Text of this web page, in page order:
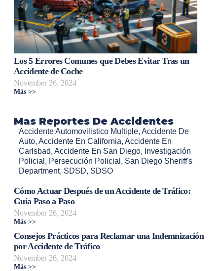
Los 5 Errores Comunes que Debes Evitar Tras un
Accidente de Coche
November 26, 2024
Más >>
Mas Reportes De Accidentes
Accidente Automovilistico Multiple, Accidente De
Auto, Accidente En California, Accidente En
Carlsbad, Accidente En San Diego, Investigación
Policial , Persecución Policial , San Diego Sheriff's
Department, SDSD, SDSO
Cómo Actuar Después de un Accidente de Tráfico:
Guía Paso a Paso
November 26, 2024
Más >>
Consejos Prácticos para Reclamar una Indemnización
por Accidente de Tráfico
November 26, 2024
Más >>